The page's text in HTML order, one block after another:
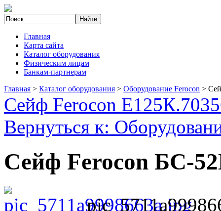
Главная
Карта сайта
Каталог оборудования
Физическим лицам
Банкам-партнерам
Главная > Каталог оборудования > Оборудование Ferocon >
Сейф Ferocon Е125К.7035
Вернуться к:
Сейф Ferocon БС-